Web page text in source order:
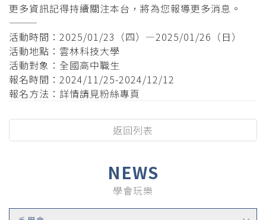
NEWS
學會玩樂
更多資訊記得持續關注本台，將為您報導更多消息。
———
活動時間：2025/01/23（四）—2025/01/26（日）
活動地點：雲林科技大學
活動對象：全國高中職生
報名時間：2024/11/25-2024/12/12
報名方法：詳情請見粉絲專頁
返回列表